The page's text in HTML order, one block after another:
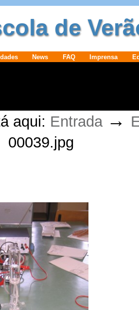
de
News FAQ Imprensa
aqui: Entrada →
00039.jpg